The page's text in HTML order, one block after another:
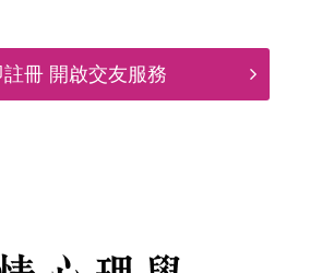
註冊 開啟交友服務